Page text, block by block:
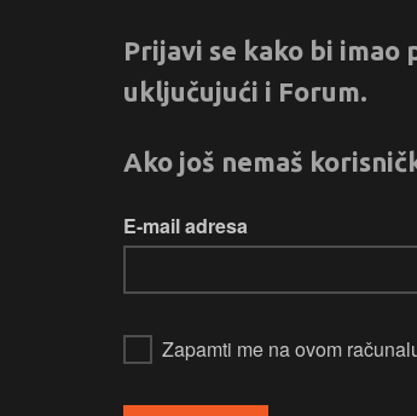
Prijavi se kako bi
uključujući i Forum.
Ako još nemaš
E-mail adresa
Zapamti me na ovom